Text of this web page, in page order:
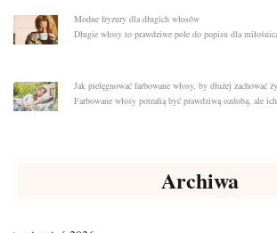
Modne fryzury dla długich włosów
Długie włosy to prawdziwe pole do popisu dla
Jak pielęgnować farbowane włosy, by dłużej zachować
Farbowane włosy potrafią być prawdziwą ozdobą, ale
Archiwa